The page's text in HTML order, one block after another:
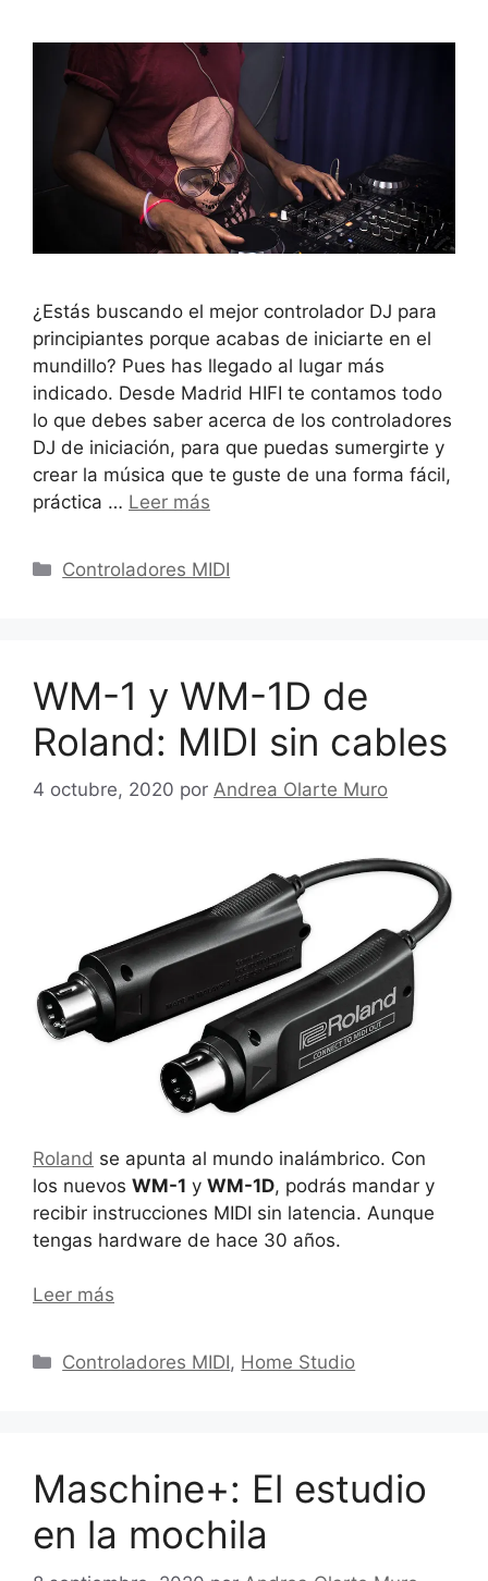
¿Estás buscando el mejor controlador DJ para
principiantes porque acabas de iniciarte en el
mundillo? Pues has llegado al lugar más
indicado. Desde Madrid HIFI te contamos todo
lo que debes saber acerca de los controladores
DJ de iniciación, para que puedas sumergirte y
crear la música que te guste de una forma fácil,
práctica … Leer más
Categorías
Controladores MIDI
WM-1 y WM-1D de
Roland: MIDI sin cables
4 octubre, 2020 por Andrea Olarte Muro
Roland se apunta al mundo inalámbrico. Con
los nuevos WM-1 y WM-1D, podrás mandar y
recibir instrucciones MIDI sin latencia. Aunque
tengas hardware de hace 30 años.
Leer más
Categorías
Controladores MIDI, Home Studio
Maschine+: El estudio
en la mochila